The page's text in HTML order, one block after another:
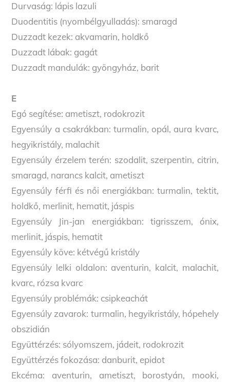
Durvaság: lápis lazuli
Duodentitis (nyombélgyulladás): smaragd
Duzzadt kezek: akvamarin, holdkő
Duzzadt lábak: gagát
Duzzadt mandulák: gyöngyház, barit
E
Egó segítése: ametiszt, rodokrozit
Egyensúly a csakrákban: turmalin, opál, aura kvarc,
hegyikristály, malachit
Egyensúly érzelem terén: szodalit, szerpentin, citrin,
smaragd, narancs kalcit, ametiszt
Egyensúly férfi és női energiákban: turmalin, tektit,
holdkő, merlinit, hematit, jáspis
Egyensúly Jin-jan energiákban: tigrisszem, ónix,
merlinit, jáspis, hematit
Egyensúly köve: kétvégű kristály
Egyensúly lelki oldalon: aventurin, kalcit, malachit,
kvarc, rózsa kvarc
Egyensúly problémák: csipkeachát
Egyensúly zavarok: turmalin, hegyikristály, hópehely
obszidián
Együttérzés: sólyomszem, jádeit, rodokrozit
Együttérzés fokozása: danburit, epidot
Ekcéma: aventurin, ametiszt, borostyán, mooki,